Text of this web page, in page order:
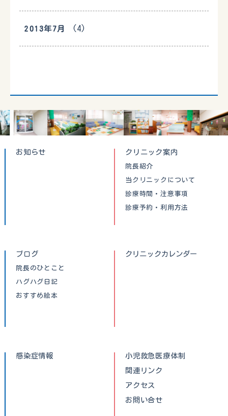
2013年7月 (4)
お知らせ クリニック案内
院長紹介
当クリニックについて
診療時間・注意事項
診療予約・利用方法
ブログ
院長のひとこと
ハグハグ日記
おすすめ絵本
クリニックカレンダー
感染症情報
小児救急医療体制
関連リンク
アクセス
お問い合せ